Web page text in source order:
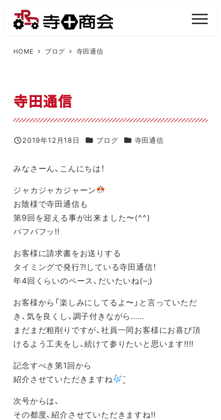
HOME ブログ 寺田通信
寺田通信
投稿日
2019年12月18日 カテゴリー
ブログ カテゴリー
寺田通信
みなさーん、こんにちは！
ジャカジャカジャーン
お陰様で寺田通信も
第9回を迎える事が出来ました〜(^^)
パフパフッ!!
お客様に請求書をお送りする
タイミングで発行?!している寺田通信！
年4回くらいのペース、だいたいね(–;)
お客様から「楽しみにしてるよ〜」と言っていただ
き、気を良くし、調子付きながら……
まだまだ粗削りですが、社員一同お客様にお喜び頂
けるよう工夫をし、続けて参りたいと思います‼︎‼︎
記念すべき第1回から
紹介させていただきますね
¨̮
次号からは、
その都度、紹介させていただきますね!!